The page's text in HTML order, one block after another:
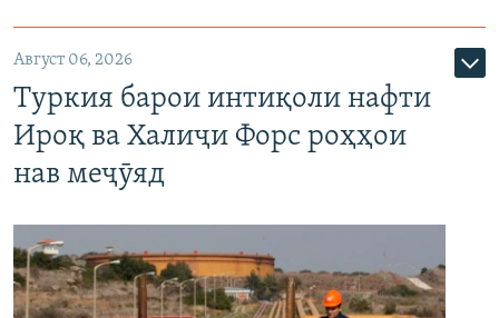
Август 06, 2026
Туркия барои интиқоли нафти
Ироқ ва Халиҷи Форс роҳҳои
нав меҷӯяд